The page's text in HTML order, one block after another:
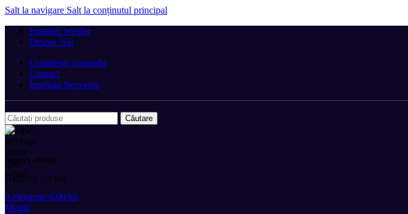
Salt la navigare Salt la conținutul principal
Brandul Weider
Despre Noi
Urmărește comanda
Contact
Întrebări frecvente
Căutare
Suport clienți:
(+40) 752 233 905
0 elemente 0,00 lei
Meniu